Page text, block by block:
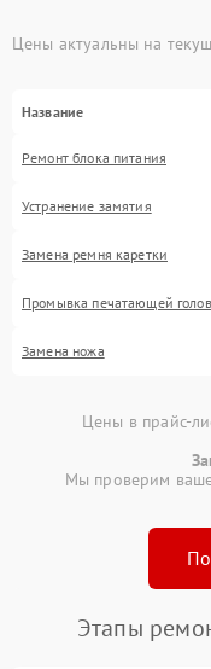
Цены актуальны на
Название
Ремонт блока питания
Устранение замятия
Замена ремня каретки
Промывка печатающей
Замена ножа
Цены в прайс-
Мы проверим
Этапы